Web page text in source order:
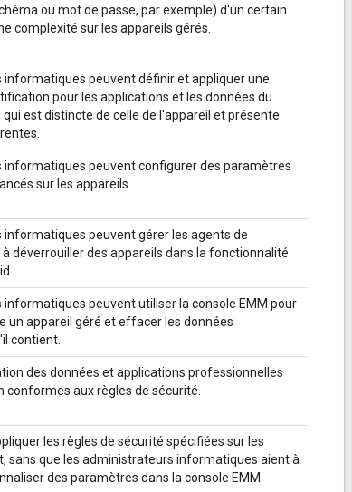
ou mot de passe, par exemple) d'un certain
complexité sur les appareils gérés.
informatiques peuvent définir et appliquer une
pour les applications et les données du
est distincte de celle de l'appareil et présente
informatiques peuvent configurer des paramètres
sur les appareils.
informatiques peuvent gérer les agents de
déverrouiller des appareils dans la fonctionnalité
informatiques peuvent utiliser la console EMM pour
un appareil géré et effacer les données
contient.
des données et applications professionnelles
conformes aux règles de sécurité.
les règles de sécurité spécifiées sur les
sans que les administrateurs informatiques aient à
des paramètres dans la console EMM.